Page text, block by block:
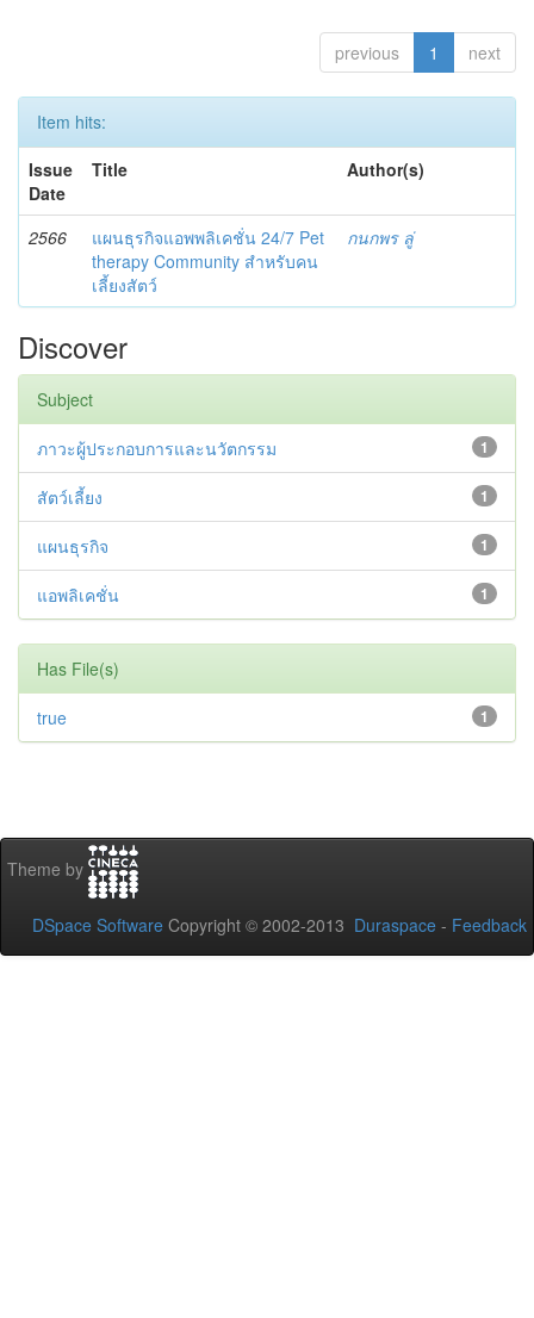
previous 1 next
Item hits:
Issue
Date
Title Author(s)
2566
แผนธุรกิจแอพพลิเคชั่น 24/7 Pet
therapy Community สำหรับคน
เลี้ยงสัตว์
กนกพร ลู่
Discover
Subject
1
ภาวะผู้ประกอบการและนวัตกรรม
1
สัตว์เลี้ยง
1
แผนธุรกิจ
1
แอพลิเคชั่น
Has File(s)
1
true
Theme by
DSpace Software Copyright © 2002-2013 Duraspace - Feedback